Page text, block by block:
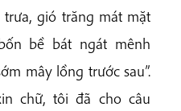
gió trăng mát mặt
bề bát ngát mênh
mây lồng trước sau”.
chữ, tôi đã cho câu